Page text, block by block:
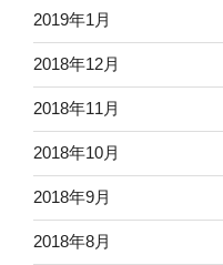
2019年1月
2018年12月
2018年11月
2018年10月
2018年9月
2018年8月